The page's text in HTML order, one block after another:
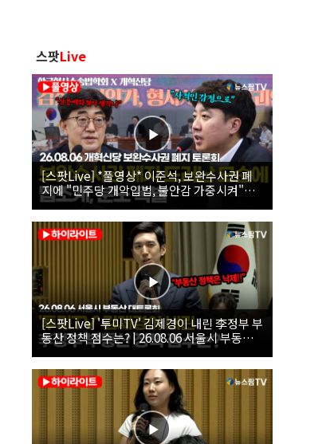
스팟Live
[스팟Live] *풀영상* 이준석, 보완수사권 폐
지에 "민주당 개악입법, 불안감 가중시켜"｜
26.08.06 개혁신당 보완수사권 폐지 토론회
[스팟Live] '투미TV' 김제경이 내린 李정부 부
동산 정책 점수는? | 26.08.06 서울시 부동산
대토론회